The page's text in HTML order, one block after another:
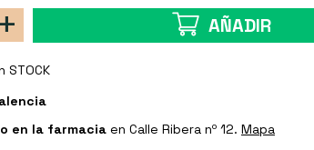
+ AÑADIR
STOCK
en la farmacia en Calle Ribera nº 12. Mapa